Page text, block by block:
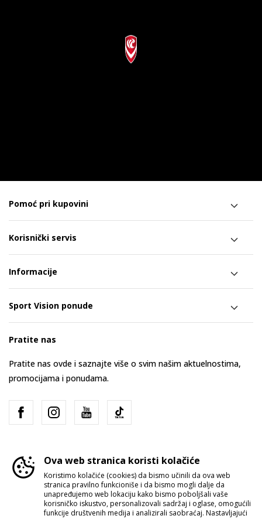
Pomoć pri kupovini
Korisnički servis
Informacije
Sport Vision ponude
Pratite nas
Pratite nas ovde i saznajte više o svim našim aktuelnostima,
promocijama i ponudama.
Srbija Promenite
Ova web stranica koristi kolačiće
Koristimo kolačiće (cookies) da bismo učinili da ova web
stranica pravilno funkcioniše i da bismo mogli dalje da
unapređujemo web lokaciju kako bismo poboljšali vaše
korisničko iskustvo, personalizovali sadržaj i oglase, omogućili
funkcije društvenih medija i analizirali saobraćaj. Nastavljajući